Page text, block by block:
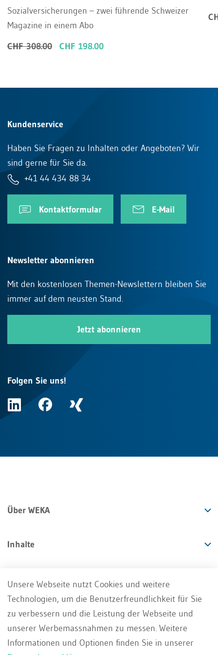
Sozialversicherungen – zwei führende Schweizer
Magazine in einem Abo
CHF 308.00
CHF 198.00
Kundenservice
Haben Sie Fragen zu Inhalten oder Angeboten? Wir
sind gerne für Sie da.
+41 44 434 88 34
Kontaktformular E-Mail
Newsletter abonnieren
Mit den kostenlosen Themen-Newslettern bleiben Sie
immer auf dem neusten Stand.
Jetzt abonnieren
Folgen Sie uns!
Über WEKA
Inhalte
Angebote
Services
Unsere Webseite nutzt Cookies und weitere
Technologien, um die Benutzerfreundlichkeit für Sie
zu verbessern und die Leistung der Webseite und
unserer Werbemassnahmen zu messen. Weitere
Informationen und Optionen finden Sie in unserer